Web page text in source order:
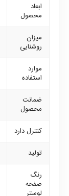
ابعاد
محصول
میزان
روشنایی
موارد
استفاده
ضمانت
محصول
کنترل دارد
تولید
رنگ
صفحه
لوستر